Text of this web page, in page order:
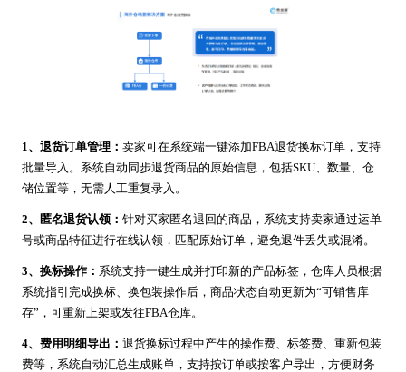
1、退货订单管理： 卖家可在系统端一键添加FBA退货换标订单，支持
批量导入。系统自动同步退货商品的原始信息，包括SKU、数量、仓
储位置等，无需人工重复录入。
2、匿名退货认领： 针对买家匿名退回的商品，系统支持卖家通过运单
号或商品特征进行在线认领，匹配原始订单，避免退件丢失或混淆。
3、换标操作： 系统支持一键生成并打印新的产品标签，仓库人员根据
系统指引完成换标、换包装操作后，商品状态自动更新为“可销售库
存”，可重新上架或发往FBA仓库。
4、费用明细导出： 退货换标过程中产生的操作费、标签费、重新包装
费等，系统自动汇总生成账单，支持按订单或按客户导出，方便财务